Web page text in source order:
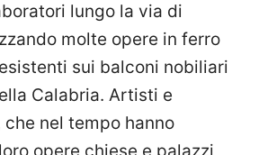
lungo la via di
molte opere in ferro
sui balconi nobiliari
Calabria. Artisti e
nel tempo hanno